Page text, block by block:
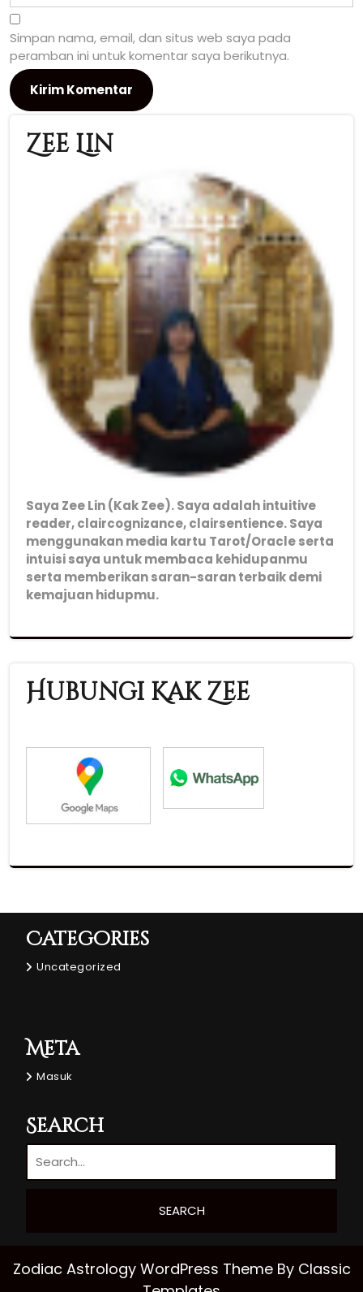
Simpan nama, email, dan situs web saya pada
peramban ini untuk komentar saya berikutnya.
Zee Lin
Saya Zee Lin (Kak Zee). Saya adalah intuitive
reader, claircognizance, clairsentience. Saya
menggunakan media kartu Tarot/Oracle serta
intuisi saya untuk membaca kehidupanmu
serta memberikan saran-saran terbaik demi
kemajuan hidupmu.
Hubungi Kak Zee
Categories
Uncategorized
Meta
Masuk
Search
Zodiac Astrology WordPress Theme By Classic